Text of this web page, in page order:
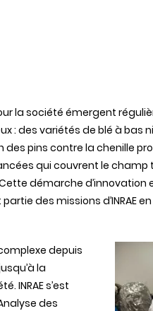
la société émergent
: des variétés de blé à
pins contre la chenille
qui couvrent le champ
démarche d’innovation
des missions d’INRAE
depuis
la
INRAE s’est
des